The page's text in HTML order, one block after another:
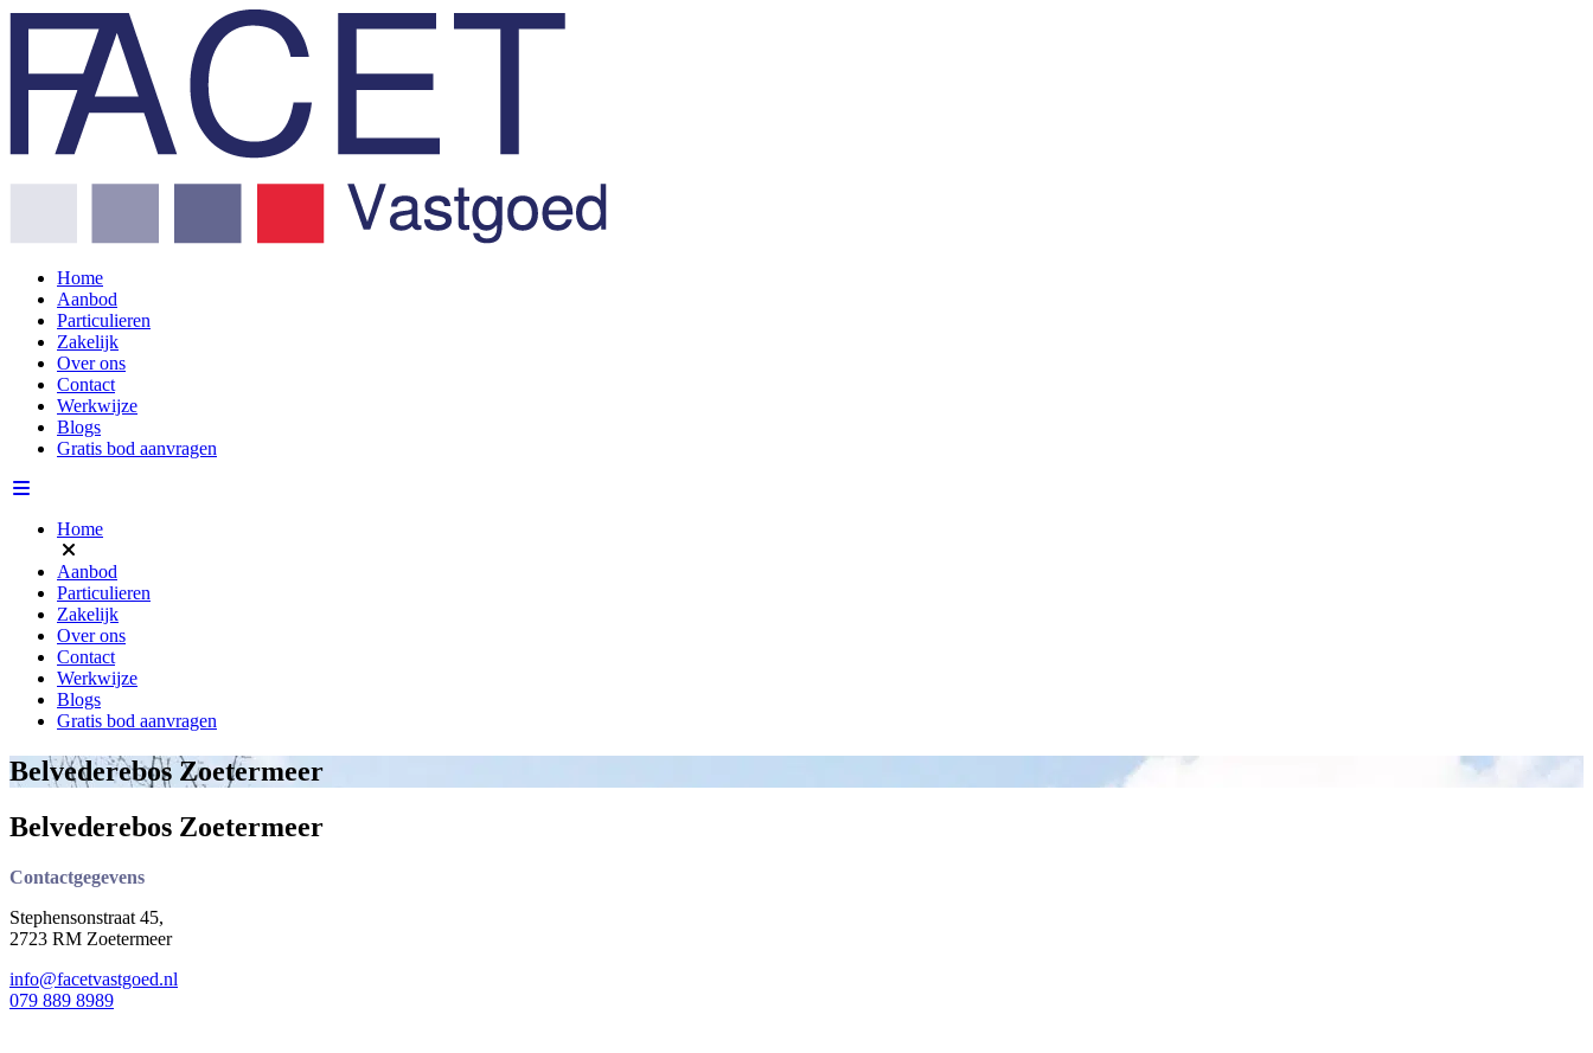
Home
Aanbod
Particulieren
Zakelijk
Over ons
Contact
Werkwijze
Blogs
Gratis bod aanvragen
Home
Aanbod
Particulieren
Zakelijk
Over ons
Contact
Werkwijze
Blogs
Gratis bod aanvragen
Belvederebos Zoetermeer
Belvederebos Zoetermeer
Contactgegevens
Stephensonstraat 45,
2723 RM Zoetermeer
info@facetvastgoed.nl
079 889 8989